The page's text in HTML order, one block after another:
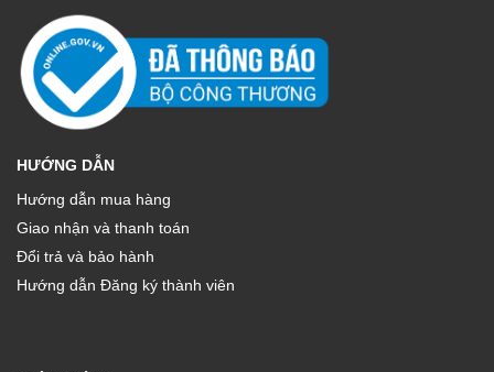
HƯỚNG DẪN
Hướng dẫn mua hàng
Giao nhận và thanh toán
Đổi trả và bảo hành
Hướng dẫn Đăng ký thành viên